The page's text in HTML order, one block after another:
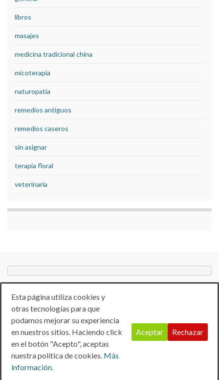
libros
masajes
medicina tradicional china
micoterapia
naturopatia
remedios antiguos
remedios caseros
sin asignar
terapia floral
veterinaria
Aviso Legal Politica de privacidad
© 2026 ANTIBIÓTICOS NATURALES.
Esta página utiliza cookies y
otras tecnologías para que
podamos mejorar su experiencia
en nuestros sitios. Haciendo click
en el botón "Acepto", aceptas
nuestra política de cookies. Más
información.
Aceptar Rechazar